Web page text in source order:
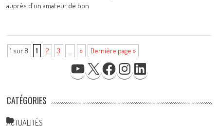
auprès d'un amateur de bon
1 sur 8 1 2 3 » Dernière page »
YOUTUBE
X FACEBOOKINSTAGRAM
CATÉGORIES
ACTUALITÉS